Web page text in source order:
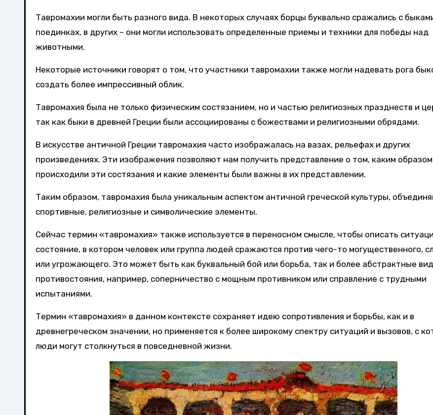
Тавромахии могли быть разного вида. В некоторых случаях борцы буквально сражались с
поединках, в других – они могли использовать определенные приемы и техники для победы над
животными.
Некоторые источники говорят о том, что участники тавромахии также могли надевать рога
создать более импрессивный облик.
Тавромахия была не только физическим состязанием, но и частью религиозных празднеств и
так как быки в древней Греции были ассоциированы с божествами и религиозными обрядами.
В искусстве античной Греции тавромахия часто изображалась на вазах, рельефах и других
произведениях. Эти изображения позволяют нам получить представление о том, каким образом
происходили эти состязания и какие элементы были важны в их представлении.
Таким образом, тавромахия была уникальным аспектом античной греческой культуры,
спортивные, религиозные и символические элементы.
Сейчас термин «тавромахия» также используется в переносном смысле, чтобы описать
состояние, в котором человек или группа людей сражаются против чего-то могущественного,
или угрожающего. Это может быть как буквальный бой или борьба, так и более абстрактные
противостояния, например, соперничество с мощным противником или справление с трудными
испытаниями.
Термин «тавромахия» в данном контексте сохраняет идею сопротивления и борьбы, как и в
древнегреческом значении, но применяется к более широкому спектру ситуаций и вызовов, с
люди могут столкнуться в повседневной жизни.